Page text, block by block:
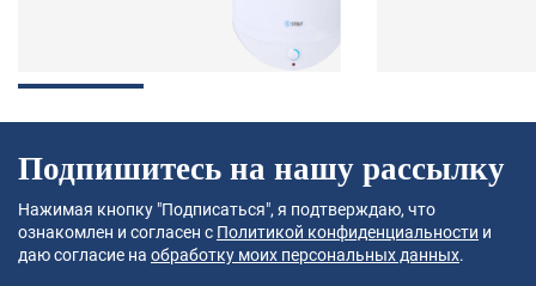
Подпишитесь на нашу рассылку
Нажимая кнопку "Подписаться", я подтверждаю, что
ознакомлен и согласен с Политикой конфиденциальности и
даю согласие на обработку моих персональных данных.